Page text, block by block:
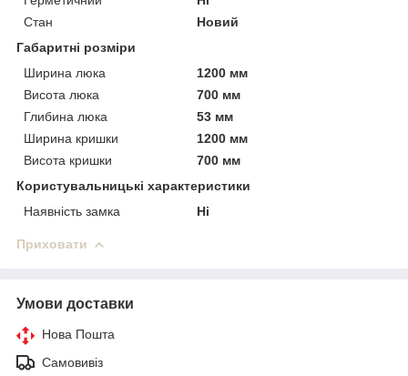
Стан
Новий
Габаритні розміри
Ширина люка
1200 мм
Висота люка
700 мм
Глибина люка
53 мм
Ширина кришки
1200 мм
Висота кришки
700 мм
Користувальницькі характеристики
Наявність замка
Ні
Приховати
Умови доставки
Нова Пошта
Самовивіз